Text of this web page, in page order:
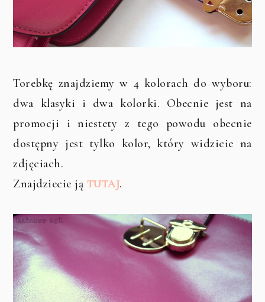
Torebkę znajdziemy w 4 kolorach do wyboru:
dwa klasyki i dwa kolorki. Obecnie jest na
promocji i niestety z tego powodu obecnie
dostępny jest tylko kolor, który widzicie na
zdjęciach.
Znajdziecie ją TUTAJ.